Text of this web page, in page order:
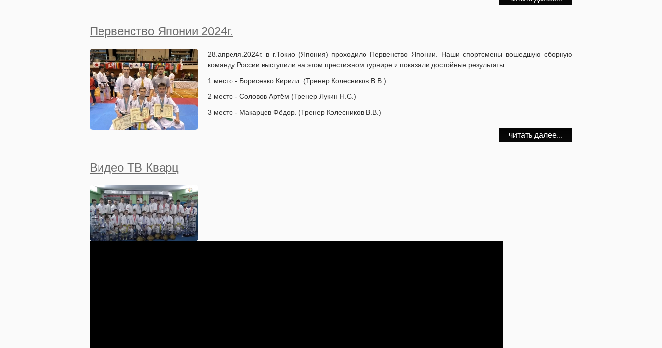
Первенство Японии 2024г.
28.апреля.2024г. в г.Токио (Япония) проходило Первенство Японии. Наши спортсмены вошедшую сборную
команду России выступили на этом престижном турнире и показали достойные результаты.
1 место - Борисенко Кирилл. (Тренер Колесников В.В.)
2 место - Соловов Артём (Тренер Лукин Н.С.)
3 место - Макарцев Фёдор. (Тренер Колесников В.В.)
читать далее...
Видео ТВ Кварц